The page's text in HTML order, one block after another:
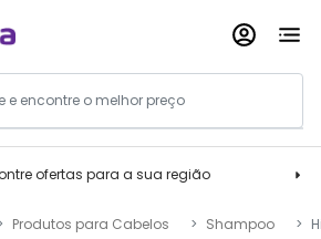
ofertas para a sua região
Produtos para Cabelos Shampoo